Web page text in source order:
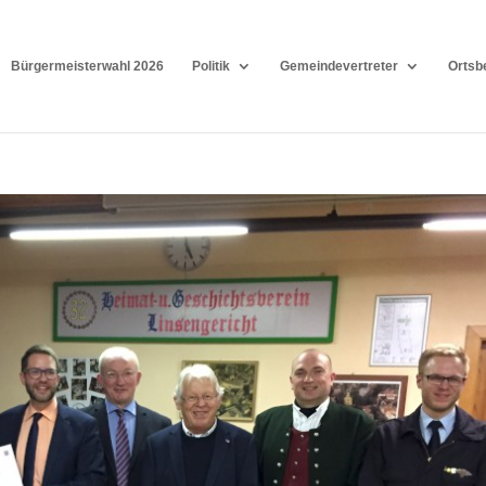
Bürgermeisterwahl 2026 Politik Gemeindevertreter